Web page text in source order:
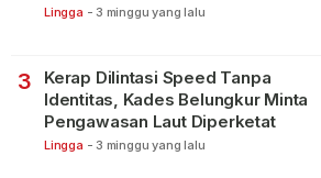
Lingga - 3 minggu yang lalu
3
Kerap Dilintasi Speed Tanpa
Identitas, Kades Belungkur Minta
Pengawasan Laut Diperketat
Lingga - 3 minggu yang lalu